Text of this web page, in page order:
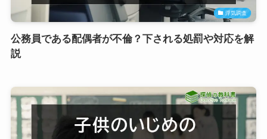
浮気調査
公務員である配偶者が不倫？下される処罰や対応を解
説